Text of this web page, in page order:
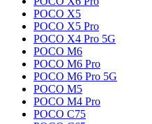
POCO X5
POCO X5 Pro
POCO X4 Pro 5G
POCO M6
POCO M6 Pro
POCO M6 Pro 5G
POCO M5
POCO M4 Pro
POCO C75